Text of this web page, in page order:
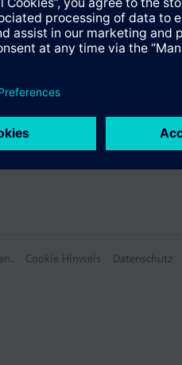
Cookie Hinweis Datenschutz